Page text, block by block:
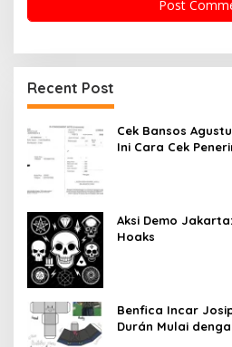
Recent Post
Cek Bansos
Ini Cara Cek
Aksi Demo
Hoaks
Benfica Incar
Durán Mulai